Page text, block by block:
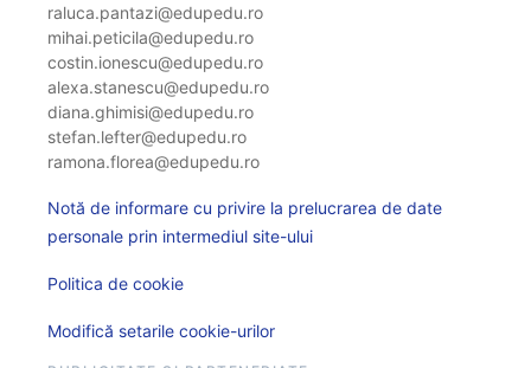
raluca.pantazi@edupedu.ro
mihai.peticila@edupedu.ro
costin.ionescu@edupedu.ro
alexa.stanescu@edupedu.ro
diana.ghimisi@edupedu.ro
stefan.lefter@edupedu.ro
ramona.florea@edupedu.ro
Notă de informare cu privire la prelucrarea de date
personale prin intermediul site-ului
Politica de cookie
Modifică setarile cookie-urilor